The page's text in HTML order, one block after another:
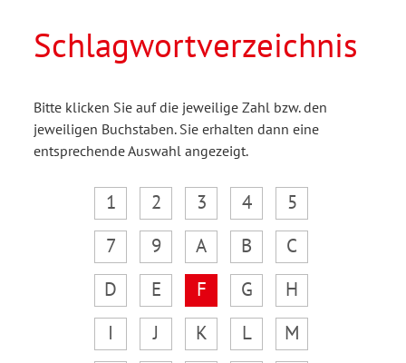
Schlagwortverzeichnis
Bitte klicken Sie auf die jeweilige Zahl bzw. den
jeweiligen Buchstaben. Sie erhalten dann eine
entsprechende Auswahl angezeigt.
1 2 3 4
5
7
9 A B
C
D
E F G
H
I
J K L
M